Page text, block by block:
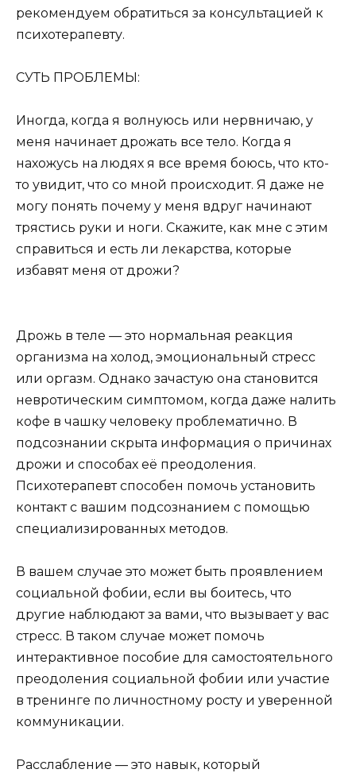
рекомендуем обратиться за консультацией к
психотерапевту.
СУТЬ ПРОБЛЕМЫ:
Иногда, когда я волнуюсь или нервничаю, у
меня начинает дрожать все тело. Когда я
нахожусь на людях я все время боюсь, что кто-
то увидит, что со мной происходит. Я даже не
могу понять почему у меня вдруг начинают
трястись руки и ноги. Скажите, как мне с этим
справиться и есть ли лекарства, которые
избавят меня от дрожи?
Дрожь в теле — это нормальная реакция
организма на холод, эмоциональный стресс
или оргазм. Однако зачастую она становится
невротическим симптомом, когда даже налить
кофе в чашку человеку проблематично. В
подсознании скрыта информация о причинах
дрожи и способах её преодоления.
Психотерапевт способен помочь установить
контакт с вашим подсознанием с помощью
специализированных методов.
В вашем случае это может быть проявлением
социальной фобии, если вы боитесь, что
другие наблюдают за вами, что вызывает у вас
стресс. В таком случае может помочь
интерактивное пособие для самостоятельного
преодоления социальной фобии или участие
в тренинге по личностному росту и уверенной
коммуникации.
Расслабление — это навык, который